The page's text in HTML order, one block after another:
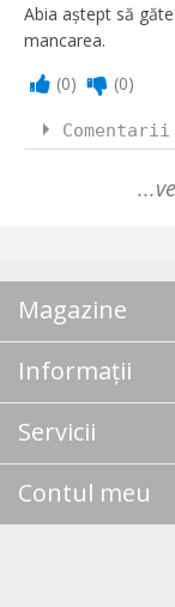
Abia aștept să
mancarea.
(0) (0)
Magazine
Informații
Servicii
Contul meu